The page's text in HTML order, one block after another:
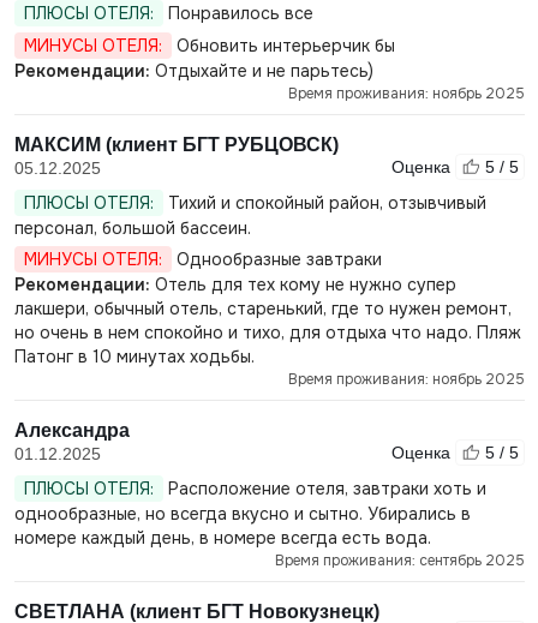
ПЛЮСЫ ОТЕЛЯ:
Понравилось все
МИНУСЫ ОТЕЛЯ:
Обновить интерьерчик бы
Рекомендации: Отдыхайте и не парьтесь)
Время проживания: ноябрь 2025
МАКСИМ (клиент БГТ РУБЦОВСК)
05.12.2025 Оценка 5 / 5
ПЛЮСЫ ОТЕЛЯ:
Тихий и спокойный район, отзывчивый
персонал, большой бассеин.
МИНУСЫ ОТЕЛЯ:
Однообразные завтраки
Рекомендации: Отель для тех кому не нужно супер
лакшери, обычный отель, старенький, где то нужен ремонт,
но очень в нем спокойно и тихо, для отдыха что надо. Пляж
Патонг в 10 минутах ходьбы.
Время проживания: ноябрь 2025
Александра
01.12.2025 Оценка 5 / 5
ПЛЮСЫ ОТЕЛЯ:
Расположение отеля, завтраки хоть и
однообразные, но всегда вкусно и сытно. Убирались в
номере каждый день, в номере всегда есть вода.
Время проживания: сентябрь 2025
СВЕТЛАНА (клиент БГТ Новокузнецк)